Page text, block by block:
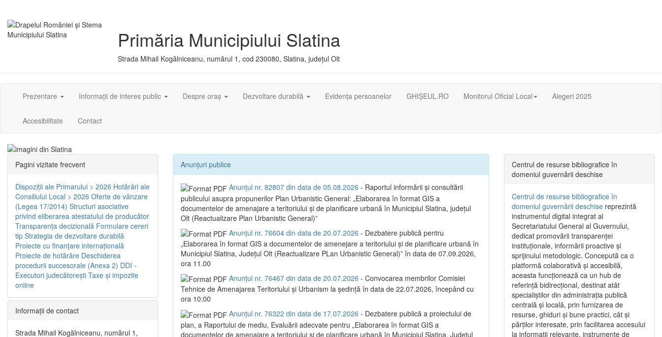
Primăria Municipiului Slatina
Strada Mihail Kogălniceanu, numărul 1, cod 230080, Slatina, județul Olt
Prezentare Informații de interes public Despre oraș Dezvoltare durabilă Evidența persoanelor GHIȘEUL.RO Monitorul Oficial Local Alegeri 2025
Accesibilitate Contact
Anunțuri publice
Anunțul nr. 82807 din data de 05.08.2026 - Raportul informării și consultării
publicului asupra propunerilor Plan Urbanistic General: „Elaborarea în format GIS a
documentelor de amenajare a teritoriului și de planificare urbană în Municipiul Slatina, județul
Olt (Reactualizare Plan Urbanistic General)”
Anunțul nr. 76604 din data de 20.07.2026 - Dezbatere publică pentru
„Elaborarea în format GIS a documentelor de amenejare a teritoriului și de planificare urbană în
Municipiul Slatina, Județul Olt (Reactualizare PLan Urbanistic General)” în data de 07.09.2026,
ora 11.00
Anunțul nr. 76467 din data de 20.07.2026 - Convocarea membrilor Comisiei
Tehnice de Amenajarea Teritoriului și Urbanism la ședință în data de 22.07.2026, începând cu
ora 10:00
Anunțul nr. 76322 din data de 17.07.2026 - Dezbatere publică a proiectului de
plan, a Raportului de mediu, Evaluării adecvate pentru „Elaborarea în format GIS a
documentelor de amenajare a teritoriului și de planificare urbană în Municipiul Slatina, Județul
Pagini vizitate frecvent
Dispoziţii ale Primarului > 2026 Hotărâri ale
Consiliului Local > 2026 Oferte de vânzare
(Legea 17/2014) Structuri asociative
privind eliberarea atestatului de producător
Transparenţa decizională Formulare cereri
tip Strategia de dezvoltare durabilă
Proiecte cu finanţare internaţională
Proiecte de hotărâre Deschiderea
procedurii succesorale (Anexa 2) DDI -
Executori judecătorești Taxe şi impozite
online
Informaţii de contact
Strada Mihail Kogălniceanu, numărul 1,
Centrul de resurse bibliografice în
domeniul guvernării deschise
Centrul de resurse bibliografice în
domeniul guvernării deschise reprezintă
instrumentul digital integrat al
Secretariatului General al Guvernului,
dedicat promovării transparenței
instituționale, informării proactive și
sprijinului metodologic. Concepută ca o
platformă colaborativă și accesibilă,
aceasta funcționează ca un hub de
referință bidirecțional, destinat atât
specialiștilor din administrația publică
centrală și locală, prin furnizarea de
resurse, ghiduri și bune practici, cât și
părților interesate, prin facilitarea accesului
la informații relevante, instrumente de